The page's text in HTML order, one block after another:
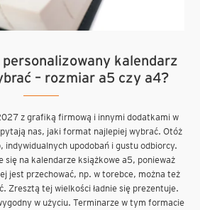
kalendarz
– rozmiar a5 czy a4?
z grafiką firmową i innymi dodatkami w
nas, jaki format najlepiej wybrać. Otóż
upodobań i gustu odbiorcy.
się na kalendarze książkowe a5, ponieważ
jest przechować, np. w torebce, można też
Zresztą tej wielkości ładnie się prezentuje.
w użyciu. Terminarze w tym formacie